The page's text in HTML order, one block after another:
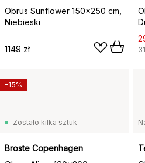
Obrus Sunflower 150x250 cm,
Niebieski
1149 zł
Zostało kilka sztuk
Broste Copenhagen
-15%